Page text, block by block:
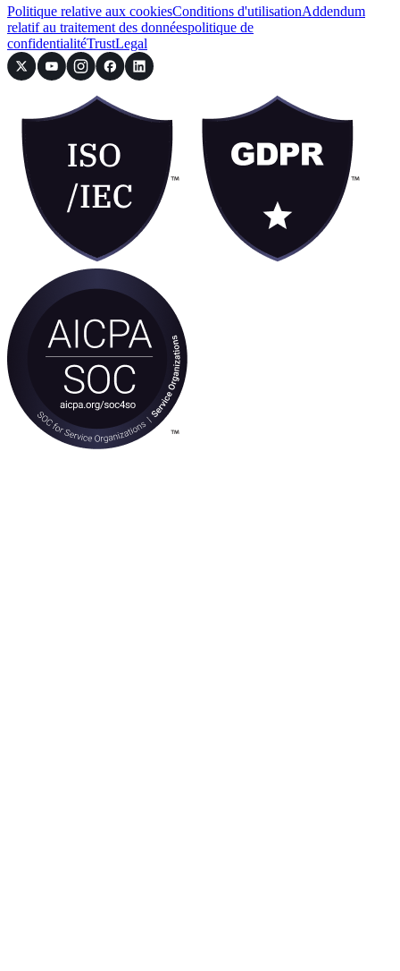
Politique relative aux cookiesConditions d'utilisationAddendum
relatif au traitement des donnéespolitique de
confidentialitéTrustLegal